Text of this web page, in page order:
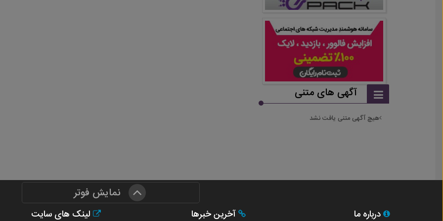
آگهی های متنی
هیچ آگهی متنی یافت نشد
نمایش فوتر
درباره ما آخرین خبرها لینک های سایت